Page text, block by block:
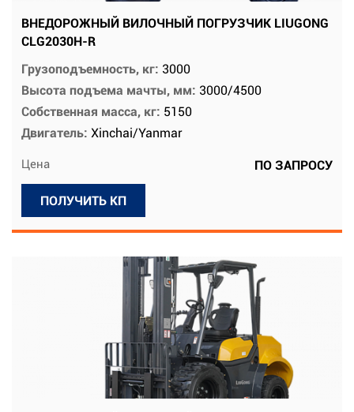
ВНЕДОРОЖНЫЙ ВИЛОЧНЫЙ ПОГРУЗЧИК LIUGONG
CLG2030H-R
Грузоподъемность, кг: 3000
Высота подъема мачты, мм: 3000/4500
Собственная масса, кг: 5150
Двигатель: Xinchai/Yanmar
Цена ПО ЗАПРОСУ
ПОЛУЧИТЬ КП